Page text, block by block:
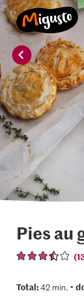
Pies au
Total:42 min. •